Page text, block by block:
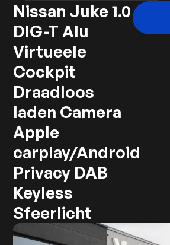
Nissan Juke 1.0
DIG-T Alu
Virtueele
Cockpit
Draadloos
laden Camera
Apple
carplay/Android
Privacy DAB
Keyless
Sfeerlicht